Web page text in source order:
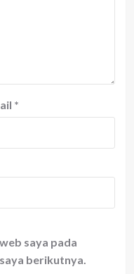
*
saya pada
berikutnya.